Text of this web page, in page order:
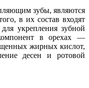
зубы, являются
в их состав входят
укрепления зубной
в орехах —
жирных кислот,
десен и ротовой